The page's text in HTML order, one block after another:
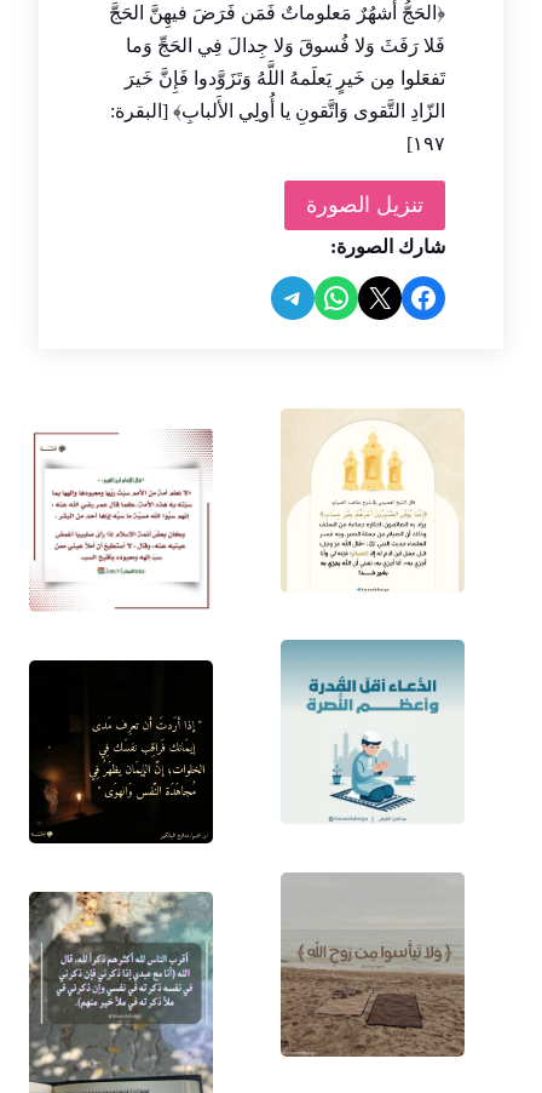
﴿الحَجُّ أَشهُرٌ مَعلوماتٌ فَمَن فَرَضَ فيهِنَّ الحَجَّ
فَلا رَفَثَ وَلا فُسوقَ وَلا جِدالَ فِي الحَجِّ وَما
تَفعَلوا مِن خَيرٍ يَعلَمهُ اللَّهُ وَتَزَوَّدوا فَإِنَّ خَيرَ
الزّادِ التَّقوى وَاتَّقونِ يا أُولِي الأَلبابِ﴾ [البقرة:
١٩٧]
تنزيل الصورة
شارك الصورة:
Share on Facebook
Share on X
Share on WhatsApp
Share on Telegram